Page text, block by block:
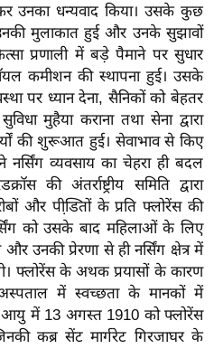
उनका धन्यवाद किया। उसके कुछ
उनकी मुलाकात हुई और उनके सुझावों
प्रणाली में बड़े पैमाने पर सुधार
कमीशन की स्थापना हुई। उसके
पर ध्यान देना, सैनिकों को बेहतर
मुहैया कराना तथा सेना द्वारा
की शुरूआत हुई। सेवाभाव से किए
नर्सिंग व्यवसाय का चेहरा ही बदल
की अंतर्राष्ट्रीय समिति द्वारा
और पीडि़तों के प्रति फ्लोरेंस की
को उसके बाद महिलाओं के लिए
उनकी प्रेरणा से ही नर्सिंग क्षेत्र में
फ्लोरेंस के अथक प्रयासों के कारण
में स्वच्छता के मानकों में
आयु में 13 अगस्त 1910 को फ्लोरेंस
कब्र सेंट मार्गरेट गिरजाघर के